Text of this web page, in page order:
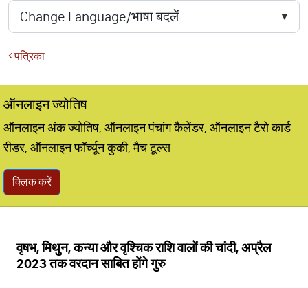
पत्रिका
ऑनलाइन ज्योतिष
ऑनलाइन अंक ज्योतिष, ऑनलाइन पंचांग कैलेंडर, ऑनलाइन टैरो कार्ड
रीडर, ऑनलाइन फॉर्च्यून कुकी, मैच टूल्स
क्लिक करें
वृषभ, मिथुन, कन्या और वृश्चिक राशि वालों की चांदी, अप्रैल
2023 तक वरदान साबित होंगे गुरु